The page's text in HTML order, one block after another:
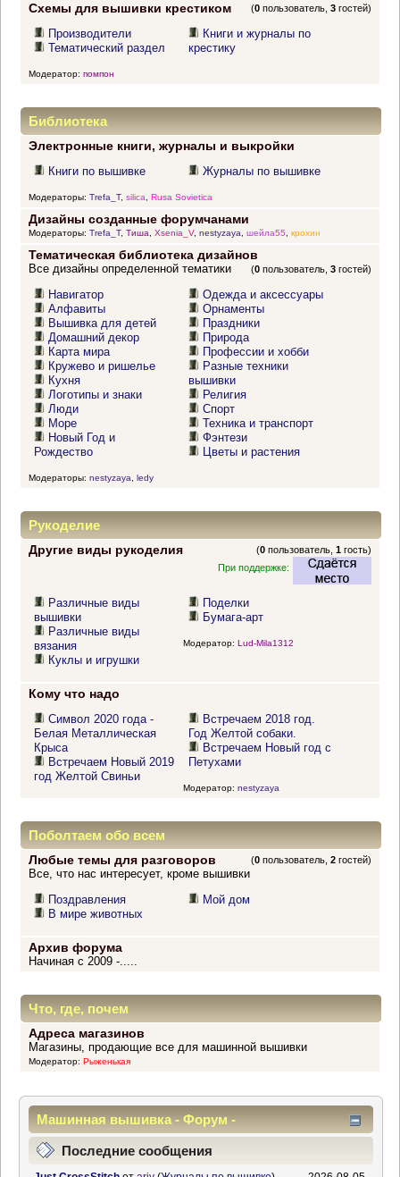
Схемы для вышивки крестиком (0 пользователь,3 гостей)
Производители
Тематический раздел
Книги и журналы по
крестику
Модератор: помпон
Библиотека
Электронные книги, журналы и выкройки
Книги по вышивке Журналы по вышивке
Модераторы: Trefa_T, silica Rusa Sovietica
Дизайны созданные форумчанами
Модераторы: Trefa_T, Тиша, Xsenia_V, nestyzaya, шейла55, крохин
Тематическая библиотека дизайнов
(0 пользователь,3 гостей)
Все дизайны определенной тематики
Навигатор
Алфавиты
Вышивка для детей
Домашний декор
Карта мира
Кружево и ришелье
Кухня
Логотипы и знаки
Люди
Море
Новый Год и
Рождество
Одежда и аксессуары
Орнаменты
Праздники
Природа
Профессии и хобби
Разные техники
вышивки
Религия
Спорт
Техника и транспорт
Фэнтези
Цветы и растения
Модераторы: nestyzaya ledy
Рукоделие
Другие виды рукоделия (0 пользователь,1 гость)
При поддержке:
Различные виды
вышивки
Различные виды
вязания
Куклы и игрушки
Поделки
Бумага-арт
Модератор: Lud-Mila1312
Кому что надо
Символ 2020 года -
Белая Металлическая
Крыса
Встречаем Новый 2019
год Желтой Свиньи
Встречаем 2018 год.
Год Желтой собаки.
Встречаем Новый год с
Петухами
Модератор: nestyzaya
Поболтаем обо всем
Любые темы для разговоров (0 пользователь,2 гостей)
Все, что нас интересует, кроме вышивки
Поздравления
В мире животных
Мой дом
Архив форума
Начиная с 2009 -.....
Что, где, почем
Адреса магазинов
Магазины, продающие все для машинной вышивки
Модератор: Рыженькая
Машинная вышивка - Форум -
Информационный центр
Последние сообщения